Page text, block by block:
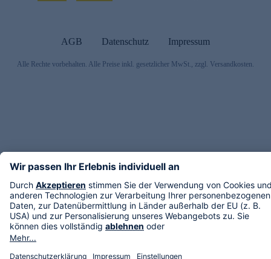
AGB Datenschutz Impressum
Alle Rechte vorbehalten. Alle Preise inkl. gesetzlicher MwSt., zzgl. Versandkosten.